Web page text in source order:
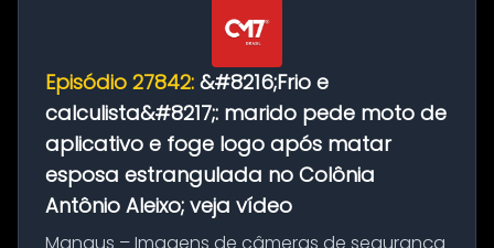
Episódio 27842: &#8216;Frio e
calculista&#8217;: marido pede moto de
aplicativo e foge logo após matar
esposa estrangulada no Colônia
Antônio Aleixo; veja vídeo